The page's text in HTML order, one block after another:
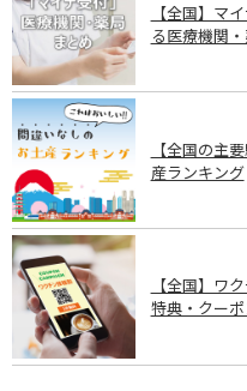
【全国】マ
る医療機関
【全国の主
産ランキング
【全国】ワ
特典・クー